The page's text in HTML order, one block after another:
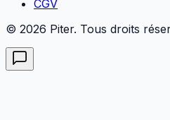
CGV
© 2026 Piter. Tous droits